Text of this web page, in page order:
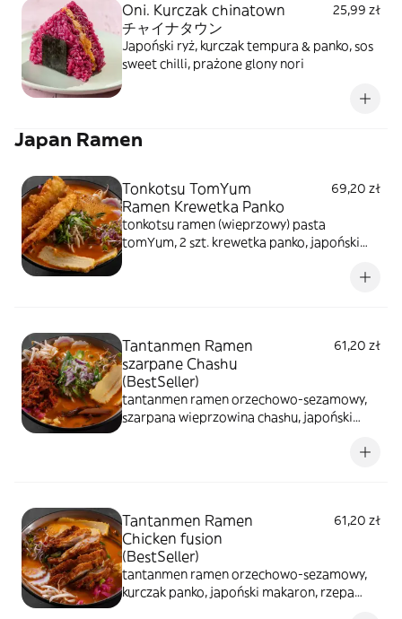
Oni. Kurczak chinatown
チャイナタウン
25,99 zł
Japoński ryż, kurczak tempura & panko, sos
sweet chilli, prażone glony nori
Japan Ramen
Tonkotsu TomYum
Ramen Krewetka Panko
69,20 zł
tonkotsu ramen (wieprzowy) pasta
tomYum, 2 szt. krewetka panko, japoński
Tantanmen Ramen
szarpane Chashu
(BestSeller)
61,20 zł
tantanmen ramen orzechowo-sezamowy,
szarpana wieprzowina chashu, japoński
naruto surimi, tamago, szczypiorek, kiełki
Tantanmen Ramen
Chicken fusion
(BestSeller)
61,20 zł
tantanmen ramen orzechowo-sezamowy,
kurczak panko, japoński makaron, rzepa